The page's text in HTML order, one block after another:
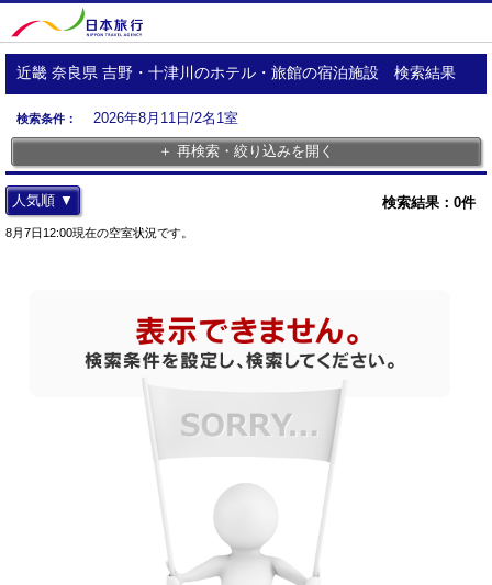
近畿 奈良県 吉野・十津川のホテル・旅館の宿泊施設 検索結果
検索条件：
2026年8月11日/2名1室
＋ 再検索・絞り込みを開く
検索結果： 0件
人気順 ▼
8月7日12:00現在の空室状況です。